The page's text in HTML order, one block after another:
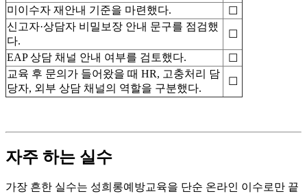
미이수자 재안내 기준을 마련했다.
☐
신고자·상담자 비밀보장 안내 문구를 점검했
다.
☐
EAP 상담 채널 안내 여부를 검토했다.
☐
교육 후 문의가 들어왔을 때 HR, 고충처리 담
당자, 외부 상담 채널의 역할을 구분했다.
☐
자주 하는 실수
가장 흔한 실수는 성희롱예방교육을 단순 온라인 이수로만 끝